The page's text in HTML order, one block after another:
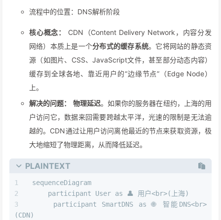
流程中的位置：DNS解析阶段
核心概念：
CDN（Content Delivery Network，内容分发
网络）本质上是一个分布式的缓存系统。它将网站的静态资
源（如图片、CSS、JavaScript文件，甚至部分动态内容）
缓存到全球各地、靠近用户的“边缘节点”（Edge Node）
上。
解决的问题：
物理延迟。如果你的服务器在纽约，上海的用
户访问它，数据来回需要跨越太平洋，光速的限制是无法逾
越的。CDN通过让用户访问离他最近的节点来获取资源，极
大地缩短了物理距离，从而降低延迟。
PLAINTEXT
sequenceDiagram
    participant User as 👤 用户<br>(上海)
    participant SmartDNS as 🌐 智能DNS<br>
(CDN)